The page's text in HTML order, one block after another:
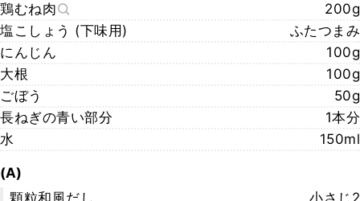
鶏むね肉
200g
塩こしょう (下味用)
ふたつまみ
にんじん
100g
大根
100g
ごぼう
50g
長ねぎの青い部分
1本分
水
150ml
(A)
顆粒和風だし
小さじ2